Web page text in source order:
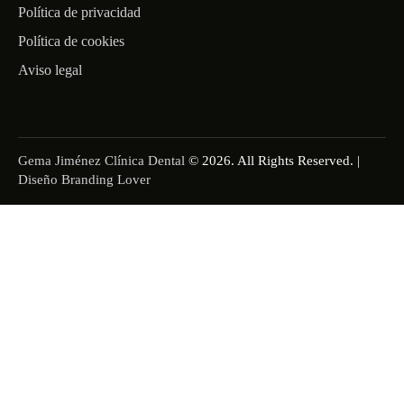
Política de privacidad
Política de cookies
Aviso legal
Gema Jiménez Clínica Dental © 2026. All Rights Reserved. |
Diseño Branding Lover